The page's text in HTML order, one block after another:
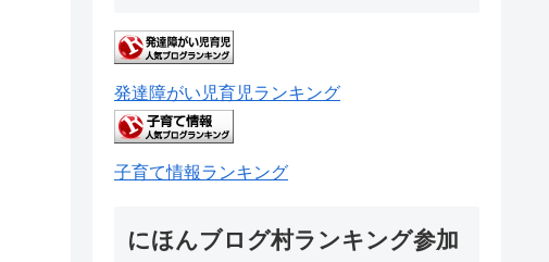
発達障がい児育児ランキング
子育て情報ランキング
にほんブログ村ランキング参加